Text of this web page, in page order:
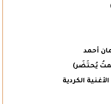
أحمد
يُحتَضَر)
الكردية